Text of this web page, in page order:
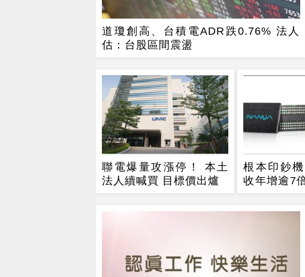
道瓊創高、台積電ADR跌0.76% 法人
估：台股區間震盪
聯電爆量攻漲停！ 本土
法人續喊買 目標價出爐
根本印鈔
收年增逾7
觀察4指標